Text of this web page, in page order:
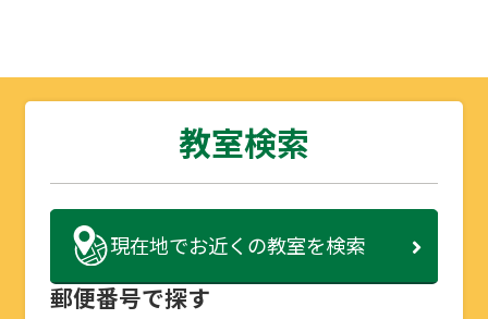
教室検索
現在地でお近くの教室を検索
郵便番号で探す